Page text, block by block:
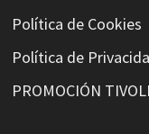
Política de Cookies
Política de
PROMOCIÓN